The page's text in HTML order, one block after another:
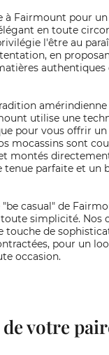
à Fairmount pour
en toute
l'être au
en
utilise une
pour vous offrir
mocassins sont
montés
tenue parfaite et un
casual" de
simplicité. Nos
touche de
pour un
occasion.
votre